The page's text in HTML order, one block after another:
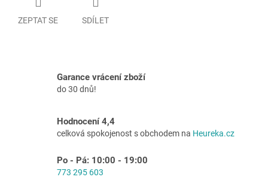
ZEPTAT SE SDÍLET
Garance vrácení zboží
do 30 dnů!
Hodnocení 4,4
celková spokojenost s obchodem na Heureka.cz
Po - Pá: 10:00 - 19:00
773 295 603